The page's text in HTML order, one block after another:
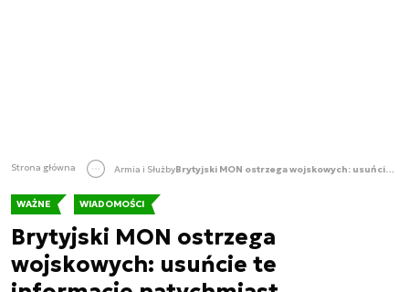
Strona główna Armia i Służby Brytyjski MON ostrzega wojskowych: usuńcie te informacje natychmiast
WAŻNE WIADOMOŚCI
Brytyjski MON ostrzega
wojskowych: usuńcie te